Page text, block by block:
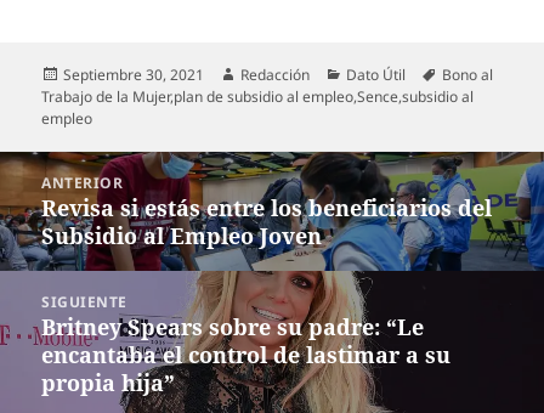
Publicado
el
Septiembre 30, 2021 Autor
Redacción Categorías
Dato Útil Etiquetas
Bono al
Trabajo de la Mujer,plan de subsidio al empleo,Sence,subsidio al
empleo
Navegación
entradas
ANTERIOR
Entrada
anterior:
Revisa si estás entre los beneficiarios del
Subsidio al Empleo Joven
SIGUIENTE
Entrada
siguiente:
Britney Spears sobre su padre: “Le
encantaba el control de lastimar a su
propia hija”